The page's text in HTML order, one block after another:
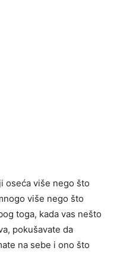
oseća više nego što
više nego što
toga, kada vas nešto
pokušavate da
na sebe i ono što